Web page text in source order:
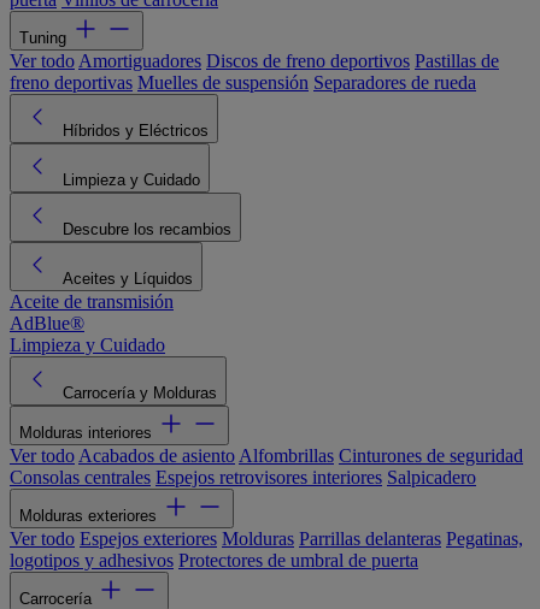
Tuning
Ver todo Amortiguadores Discos de freno deportivos Pastillas de
freno deportivas Muelles de suspensión Separadores de rueda
Híbridos y Eléctricos
Limpieza y Cuidado
Descubre los recambios
Aceites y Líquidos
Aceite de transmisión
AdBlue®
Limpieza y Cuidado
Carrocería y Molduras
Molduras interiores
Ver todo Acabados de asiento Alfombrillas Cinturones de seguridad
Consolas centrales Espejos retrovisores interiores Salpicadero
Molduras exteriores
Ver todo Espejos exteriores Molduras Parrillas delanteras Pegatinas,
logotipos y adhesivos Protectores de umbral de puerta
Carrocería